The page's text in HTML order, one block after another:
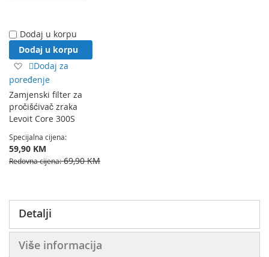
Dodaj u korpu
Dodaj u korpu
Dodaj
na
listu
želja
Dodaj za
poređenje
Zamjenski filter za
pročišćivač zraka
Levoit Core 300S
Specijalna cijena
59,90 KM
Redovna cijena 69,90 KM
Detalji
Više informacija